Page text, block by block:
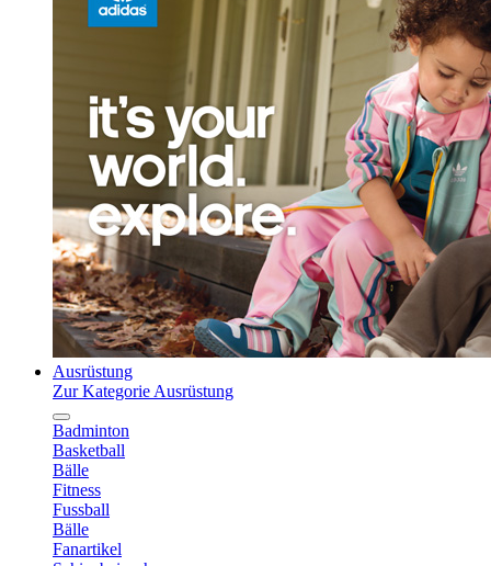
Ausrüstung
Zur Kategorie Ausrüstung
Badminton
Basketball
Bälle
Fitness
Fussball
Bälle
Fanartikel